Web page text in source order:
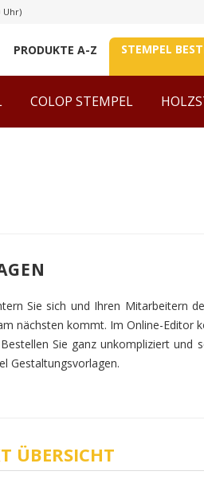
Uhr)
PRODUKTE A-Z STEMPEL
COLOP STEMPEL
Sie sich und Ihren Mitarbeitern
nächsten kommt. Im Online-Editor
Sie ganz unkompliziert und
Gestaltungsvorlagen.
ÜBERSICHT